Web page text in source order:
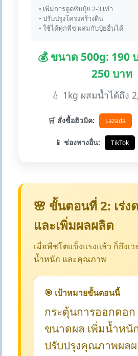
• เพิ่มการดูดซับปุ๋ย 2-3 เท่า
• ปรับปรุงโครงสร้างดิน
• ใช้ได้ทุกพืช ผสมกับปุ๋ยอื่นได้
💰 ขนาด 500g: 190
250 บาท
💧 1kg ผสมน้ำได้ถึง
🛒 สั่งซื้อฮิวมิค: Lazada
📱 ช่องทางอื่น: TikTok
🌸 ขั้นตอนที่ 2: เร่ง
และเพิ่มผลผลิต
เมื่อพืชโตแข็งแรงแล้ว ก็ถึงเ
น้ำหนัก และคุณภาพ
🎯 เป้าหมายขั้นตอนนี้
กระตุ้นการออกดอก
ขนาดผล เพิ่มน้ำหนั
ปรับปรุงคุณภาพผลผ